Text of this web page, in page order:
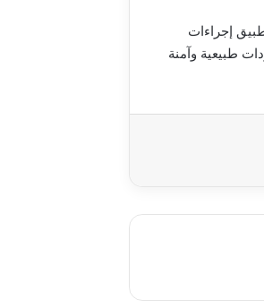
إجراءات
طبيعية وآمنة